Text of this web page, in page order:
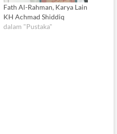
Fath Al-Rahman, Karya Lain
KH Achmad Shiddiq
dalam "Pustaka"